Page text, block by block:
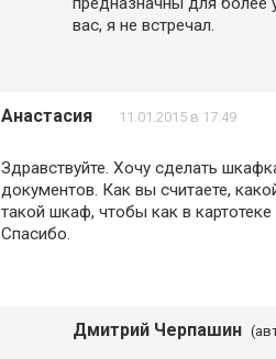
вас, я не встречал.
Анастасия 11.01.2015 в 17:49
Здравствуйте. Хочу сделать
документов. Как вы считаете,
такой шкаф, чтобы как в
Спасибо.
Дмитрий Черпашин